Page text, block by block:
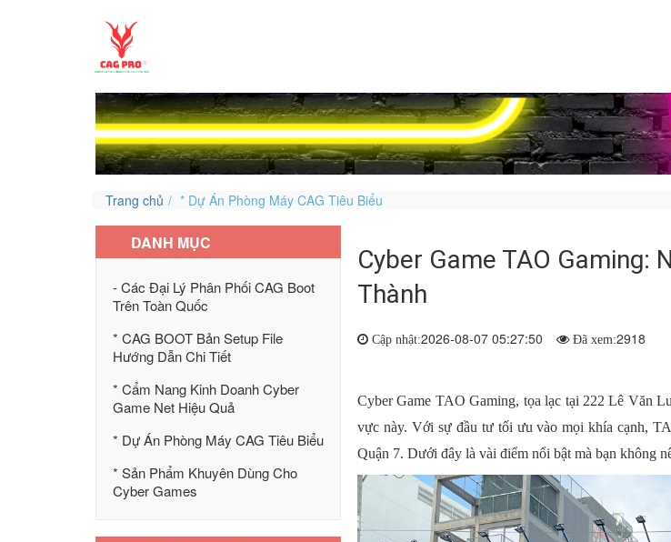
Trang chủ * Dự Án Phòng Máy CAG Tiêu Biểu
DANH MỤC
- Các Đại Lý Phân Phối CAG Boot
Trên Toàn Quốc
* CAG BOOT Bản Setup File
Hướng Dẫn Chi Tiết
* Cẩm Nang Kinh Doanh Cyber
Game Net Hiệu Quả
* Dự Án Phòng Máy CAG Tiêu Biểu
* Sản Phẩm Khuyên Dùng Cho
Cyber Games
Cyber Game TAO Gaming:
Thành
Cập nhật:2026-08-07 05:27:50 Đã xem:2918
Cyber Game TAO Gaming, tọa lạc tại 222 Lê Văn
vực này. Với sự đầu tư tối ưu vào mọi khía cạnh,
Quận 7. Dưới đây là vài điểm nổi bật mà bạn không